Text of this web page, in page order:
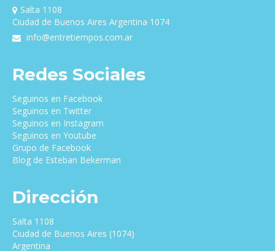
Salta 1108
Ciudad de Buenos Aires Argentina 1074
info@entretiempos.com.ar
Redes Sociales
Seguinos en Facebook
Seguinos en Twitter
Seguinos en Instagram
Seguinos en Youtube
Grupo de Facebook
Blog de Esteban Bekerman
Dirección
Salta 1108
Ciudad de Buenos Aires (1074)
Argentina